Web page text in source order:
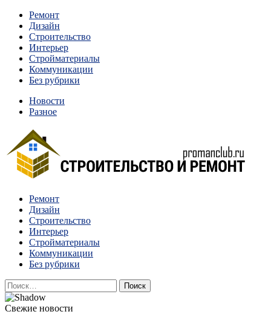
Перейти
содержимому
Ремонт
Дизайн
Строительство
Интерьер
Стройматериалы
Коммуникации
Без рубрики
Новости
Разное
Строительство и ремонт
Квартиры и дома, в которых живут разные люди, очень
отличаются между собой.
Ремонт
Дизайн
Строительство
Интерьер
Стройматериалы
Коммуникации
Без рубрики
Найти:
Свежие новости